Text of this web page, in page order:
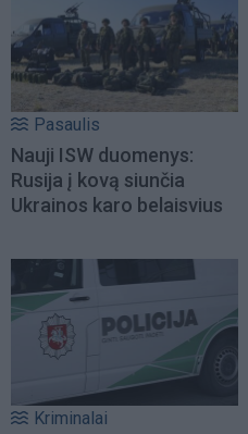
Pasaulis
Nauji ISW duomenys:
Rusija į kovą siunčia
Ukrainos karo belaisvius
Kriminalai